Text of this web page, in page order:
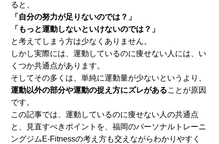
ると、
「自分の努力が足りないのでは？」
「もっと運動しないといけないのでは？」
と考えてしまう方は少なくありません。
しかし実際には、運動しているのに痩せない人には、 い
くつか共通点があります。
そしてその多くは、単純に運動量が少ないというより、
運動以外の部分や運動の捉え方にズレがあることが原因
です。
この記事では、運動しているのに痩せない人の共通点
と、
見直すべきポイントを、福岡のパーソナルトレーニ
ングジムE-Fitnessの考え方も交えながらわかりやすく